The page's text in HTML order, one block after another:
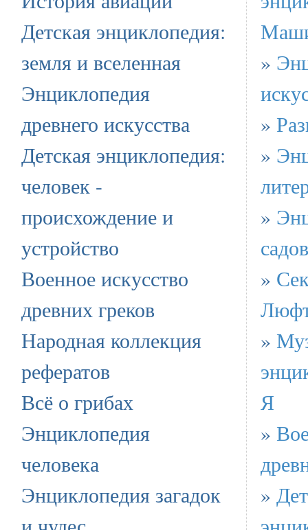
Детская энциклопедия:
земля и вселенная
Энциклопедия
древнего искусства
Детская энциклопедия:
человек -
происхождение и
устройство
Военное искусство
древних греков
Народная коллекция
рефератов
Всё о грибах
Энциклопедия
человека
Энциклопедия загадок
»
»
»
»
»
»
Я
»
»